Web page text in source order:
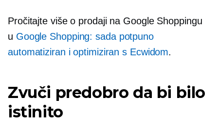
Pročitajte više o prodaji na Google Shoppingu
u Google Shopping: sada potpuno
automatiziran i optimiziran s Ecwidom.
Zvuči predobro da bi bilo
istinito